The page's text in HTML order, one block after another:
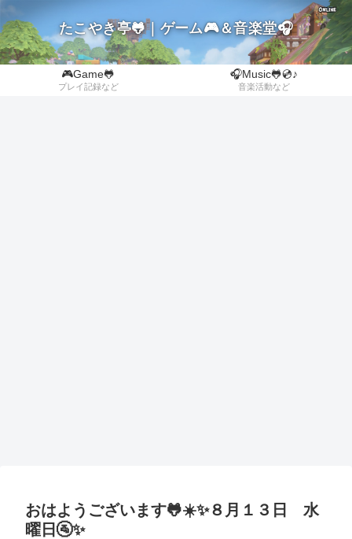
たこやき亭🐸｜ゲーム🎮＆音楽堂🎧
🎮Game🐸
プレイ記録など
🎧Music🐸💿♪
音楽活動など
おはようございます🐸☀️✨８月１３日 水
曜日🚰✨